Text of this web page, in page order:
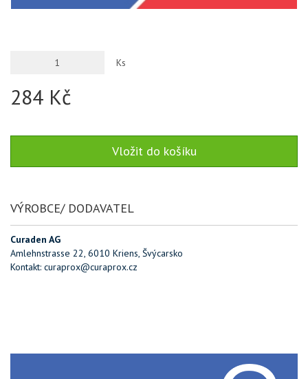
Ks
284 Kč
VÝROBCE/ DODAVATEL
Curaden AG
Amlehnstrasse 22, 6010 Kriens, Švýcarsko
Kontakt: curaprox@curaprox.cz